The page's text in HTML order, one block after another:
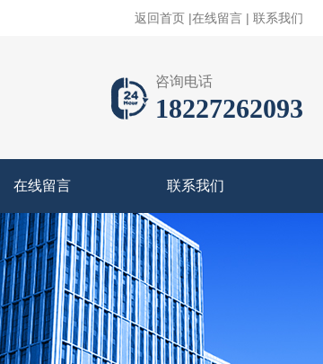
返回首页 |在线留言 | 联系我们
咨询电话
18227262093
在线留言 联系我们